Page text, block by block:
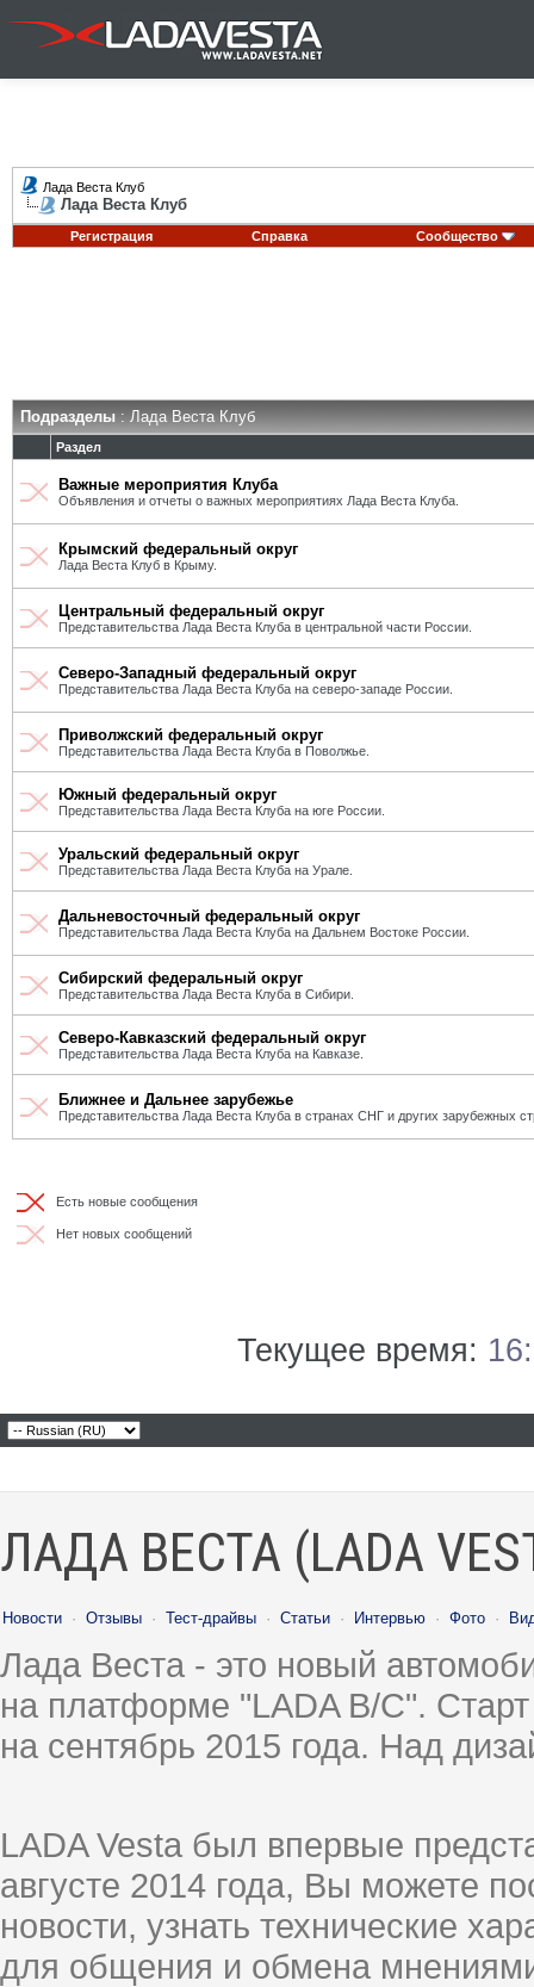
Лада Веста Клуб
Лада Веста Клуб
Регистрация Справка Сообщество
Подразделы: Лада Веста Клуб
Раздел
Важные мероприятия Клуба
Объявления и отчеты о важных мероприятиях Лада Веста Клуба.
Крымский федеральный округ
Лада Веста Клуб в Крыму.
Центральный федеральный округ
Представительства Лада Веста Клуба в центральной части России.
Северо-Западный федеральный округ
Представительства Лада Веста Клуба на северо-западе России.
Приволжский федеральный округ
Представительства Лада Веста Клуба в Поволжье.
Южный федеральный округ
Представительства Лада Веста Клуба на юге России.
Уральский федеральный округ
Представительства Лада Веста Клуба на Урале.
Дальневосточный федеральный округ
Представительства Лада Веста Клуба на Дальнем Востоке России.
Сибирский федеральный округ
Представительства Лада Веста Клуба в Сибири.
Северо-Кавказский федеральный округ
Представительства Лада Веста Клуба на Кавказе.
Ближнее и Дальнее зарубежье
Представительства Лада Веста Клуба в странах СНГ и других зарубежных
Есть новые сообщения
Нет новых сообщений
Текущее время:
ЛАДА ВЕСТА (LADA
Новости · Отзывы · Тест-драйвы · Статьи · Интервью · Фото ·
Лада Веста - это новый
на платформе "LADA B/C".
на сентябрь 2015 года. Над
LADA Vesta был впервые
августе 2014 года, Вы можете
новости, узнать технические
для общения и обмена